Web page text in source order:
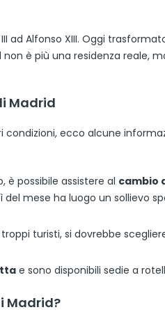
ad Alfonso XIII. Oggi
non è più una residenza reale,
Madrid
condizioni, ecco alcune
possibile assistere al cambio
mese ha luogo un sollievo
troppi turisti, si dovrebbe
e sono disponibili sedie a
Madrid?